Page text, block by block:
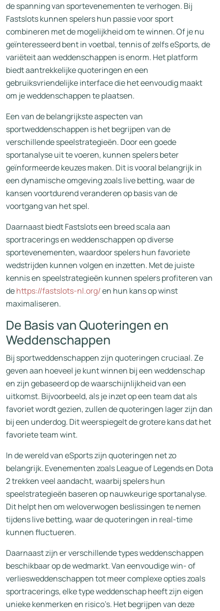
de spanning van sportevenementen te verhogen. Bij
Fastslots kunnen spelers hun passie voor sport
combineren met de mogelijkheid om te winnen. Of je nu
geïnteresseerd bent in voetbal, tennis of zelfs eSports, de
variëteit aan weddenschappen is enorm. Het platform
biedt aantrekkelijke quoteringen en een
gebruiksvriendelijke interface die het eenvoudig maakt
om je weddenschappen te plaatsen.
Een van de belangrijkste aspecten van
sportweddenschappen is het begrijpen van de
verschillende speelstrategieën. Door een goede
sportanalyse uit te voeren, kunnen spelers beter
geïnformeerde keuzes maken. Dit is vooral belangrijk in
een dynamische omgeving zoals live betting, waar de
kansen voortdurend veranderen op basis van de
voortgang van het spel.
Daarnaast biedt Fastslots een breed scala aan
sportracerings en weddenschappen op diverse
sportevenementen, waardoor spelers hun favoriete
wedstrijden kunnen volgen en inzetten. Met de juiste
kennis en speelstrategieën kunnen spelers profiteren van
dehttps://fastslots-nl.org/en hun kans op winst
maximaliseren.
De Basis van Quoteringen en
Weddenschappen
Bij sportweddenschappen zijn quoteringen cruciaal. Ze
geven aan hoeveel je kunt winnen bij een weddenschap
en zijn gebaseerd op de waarschijnlijkheid van een
uitkomst. Bijvoorbeeld, als je inzet op een team dat als
favoriet wordt gezien, zullen de quoteringen lager zijn dan
bij een underdog. Dit weerspiegelt de grotere kans dat het
favoriete team wint.
In de wereld van eSports zijn quoteringen net zo
belangrijk. Evenementen zoals League of Legends en Dota
2 trekken veel aandacht, waarbij spelers hun
speelstrategieën baseren op nauwkeurige sportanalyse.
Dit helpt hen om weloverwogen beslissingen te nemen
tijdens live betting, waar de quoteringen in real-time
kunnen fluctueren.
Daarnaast zijn er verschillende types weddenschappen
beschikbaar op de wedmarkt. Van eenvoudige win- of
verliesweddenschappen tot meer complexe opties zoals
sportracerings, elke type weddenschap heeft zijn eigen
unieke kenmerken en risico’s. Het begrijpen van deze